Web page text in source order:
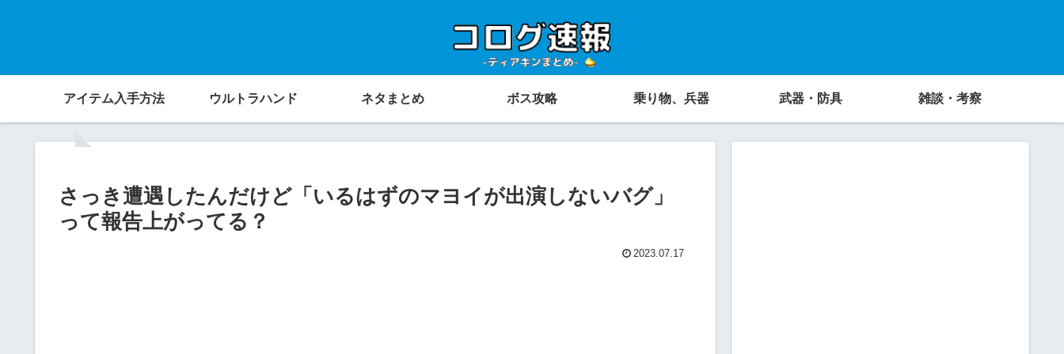
アイテム入手方法 ウルトラハンド ネタまとめ ボス攻略 乗り物、兵器 武器・防具 雑談・考察
さっき遭遇したんだけど「いるはずのマヨイが出演しないバグ」
って報告上がってる？
2023.07.17